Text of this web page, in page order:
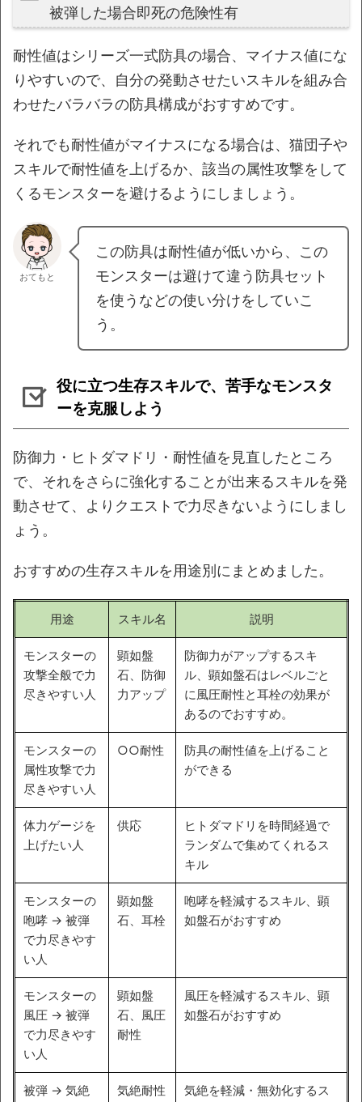
被弾した場合即死の危険性有
耐性値はシリーズ一式防具の場合、マイナス値にな
りやすいので、自分の発動させたいスキルを組み合
わせたバラバラの防具構成がおすすめです。
それでも耐性値がマイナスになる場合は、猫団子や
スキルで耐性値を上げるか、該当の属性攻撃をして
くるモンスターを避けるようにしましょう。
おてもと
この防具は耐性値が低いから、この
モンスターは避けて違う防具セット
を使うなどの使い分けをしていこ
う。
役に立つ生存スキルで、苦手なモンスタ
ーを克服しよう
防御力・ヒトダマドリ・耐性値を見直したところ
で、それをさらに強化することが出来るスキルを発
動させて、よりクエストで力尽きないようにしまし
ょう。
おすすめの生存スキルを用途別にまとめました。
用途 スキル名 説明
モンスターの
攻撃全般で力
尽きやすい人
顕如盤
石、防御
力アップ
防御力がアップするスキ
ル、顕如盤石はレベルごと
に風圧耐性と耳栓の効果が
あるのでおすすめ。
モンスターの
属性攻撃で力
尽きやすい人
○○耐性
防具の耐性値を上げること
ができる
体力ゲージを
上げたい人
供応
ヒトダマドリを時間経過で
ランダムで集めてくれるス
キル
モンスターの
咆哮 → 被弾
で力尽きやす
い人
顕如盤
石、耳栓
咆哮を軽減するスキル、顕
如盤石がおすすめ
モンスターの
風圧 → 被弾
で力尽きやす
い人
顕如盤
石、風圧
耐性
風圧を軽減するスキル、顕
如盤石がおすすめ
被弾 → 気絶 気絶耐性 気絶を軽減・無効化するス